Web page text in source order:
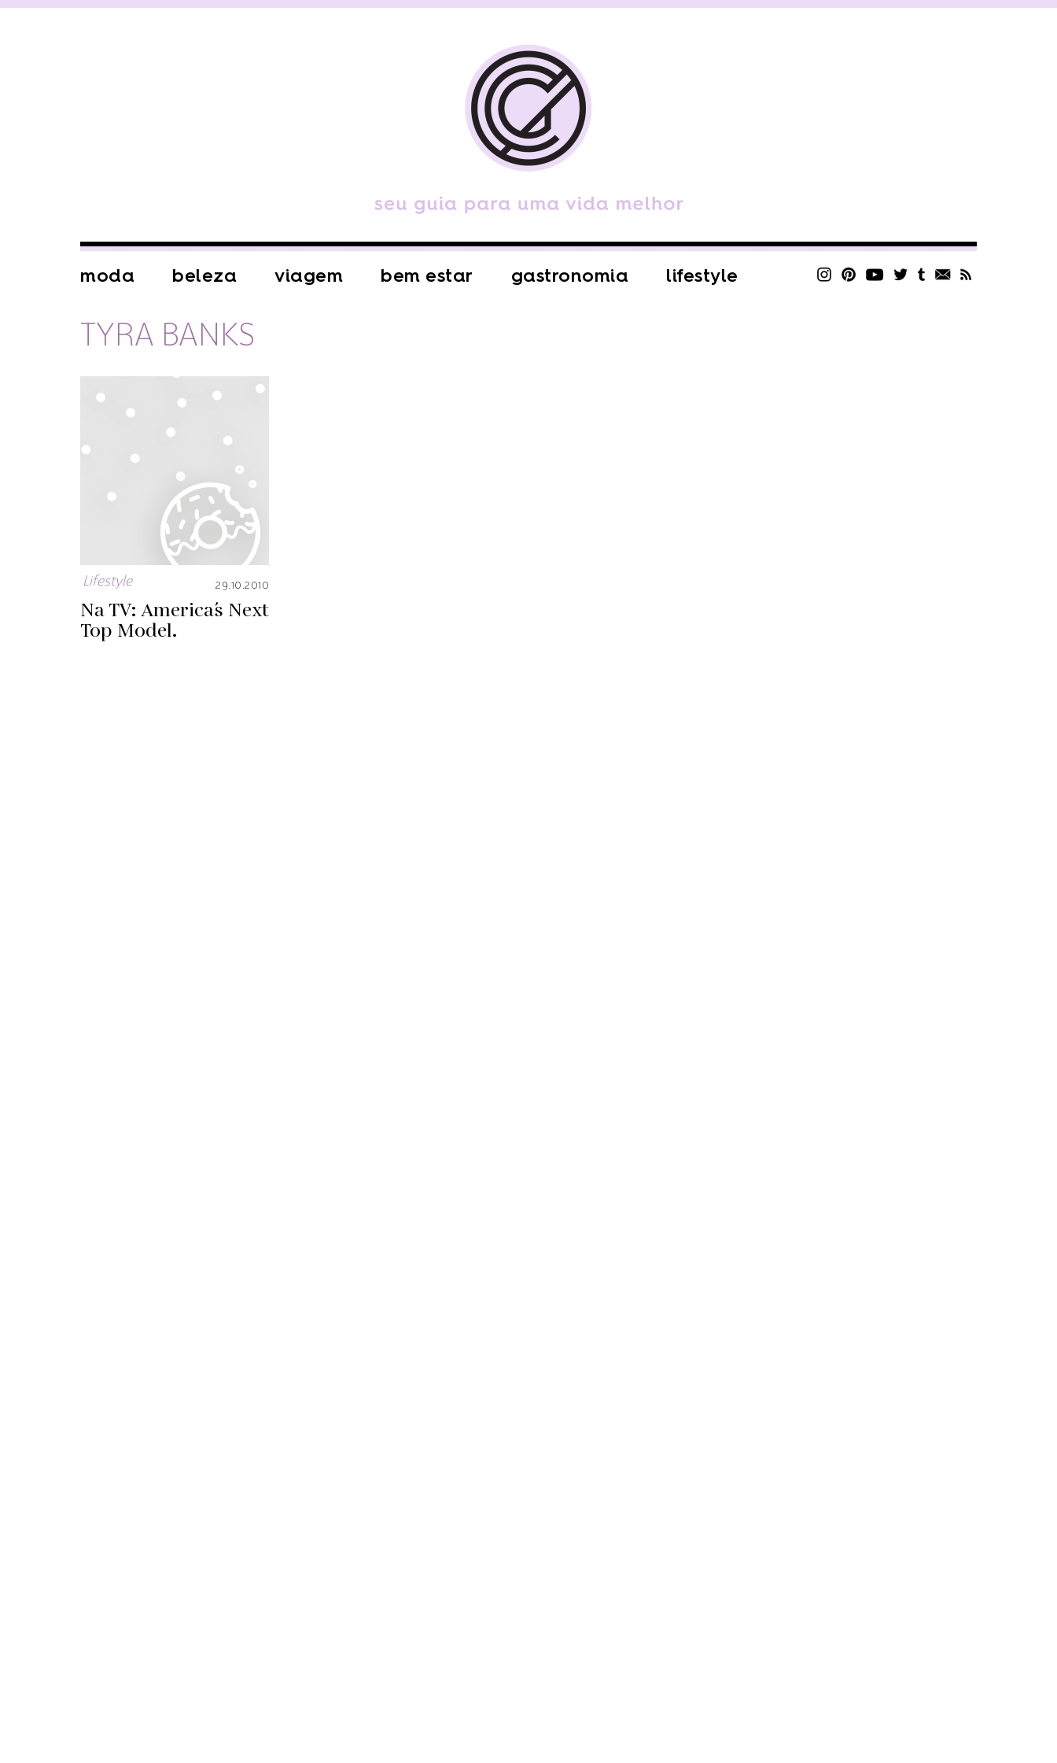
moda beleza viagem bem estar gastronomia lifestyle
TYRA BANKS
Lifestyle 29.10.2010
Na TV: America´s Next
Top Model.